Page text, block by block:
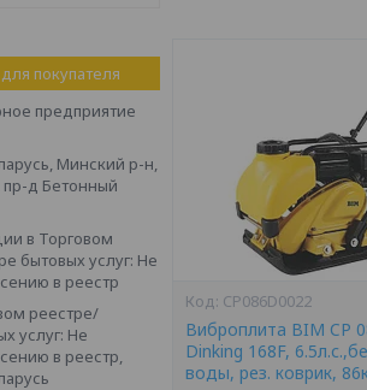
покупателя
предприятие
Минский р-н,
пр-д Бетонный
в Торговом
бытовых услуг: Не
в реестр
реестре/
услуг: Не
в реестр,
CP086D0022
Виброплита BIM CP
Dinking 168F,
воды, рез. коврик,